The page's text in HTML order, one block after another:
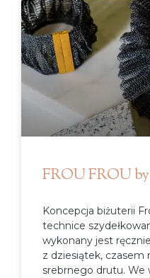
FROU FROU
Koncepcja biżuterii
technice
wykonany jest
z dziesiątek,
srebrnego drutu. We